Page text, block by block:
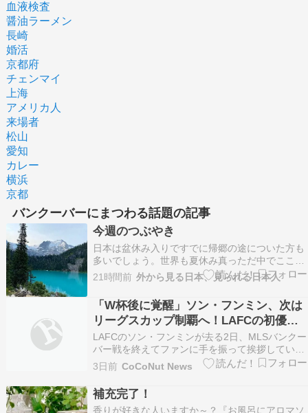
血液検査
醤油ラーメン
長崎
婚活
京都府
チェンマイ
上海
アメリカ人
来場者
松山
愛知
カレー
横浜
京都
バンクーバーにまつわる話題の記事
今週のつぶやき
日本は盆休み入りですでに帰郷の途についた方も
多いでしょう。世界も夏休み真っただ中でここバ
ンクーバーも明らかに観光客であふれかえってい
ます。私の事務所は著名観光地、スタンレーパー
クの入り口にあるのでレンタサイクルにジョガ
ー、散歩の人でごった返しています。世界を見れ
ば政治もお休みでト…
21時間前 外から見る日本、見られる日本人
「W杯後に覚醒」ソン・フンミン、次は
リーグスカップ制覇へ！LAFCの初優勝
を懸けた連続ゴール記録への挑戦
LAFCのソン・フンミンが去る2日、MLSバンクー
バー戦を終えてファンに手を振って挨拶してい
る。AP連合ニュース 2026年北中米ワールドカッ
プを経て完全復活を遂げたソン・フンミン（34・
LAFC）が、次なる新たな舞台へ […]
3日前 CoCoNut News
補充完了！
香りが好きな人いますか～？『お風呂にアロマソ